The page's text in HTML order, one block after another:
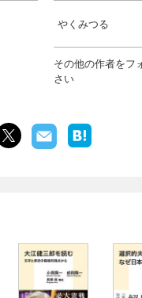
やくみつる
その他の作者をフ
さい